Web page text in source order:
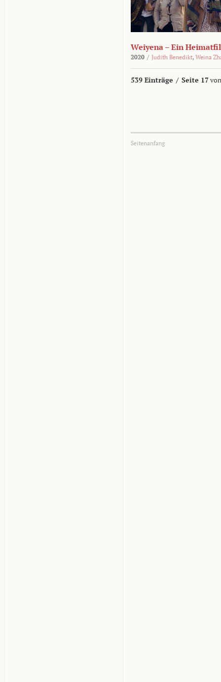
Weiyena – Ein
2020 / Judith Benedikt, Weina
539 Einträge / Seite 17
Seitenanfang